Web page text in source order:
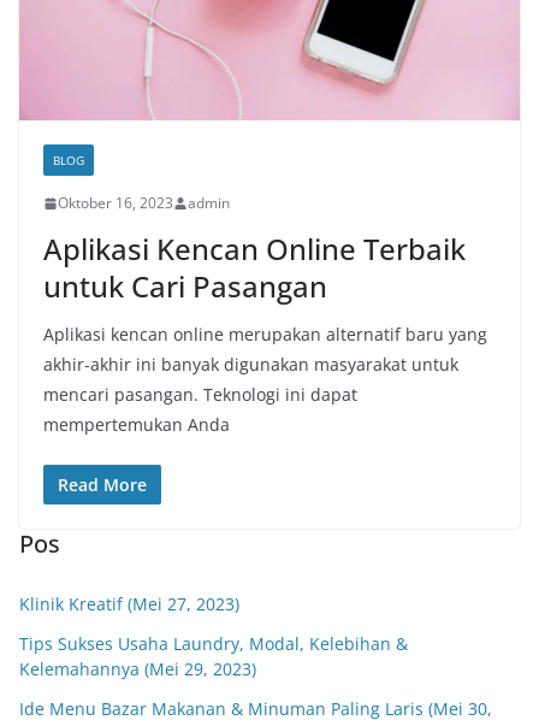
BLOG
Oktober 16, 2023 admin
Aplikasi Kencan Online Terbaik
untuk Cari Pasangan
Aplikasi kencan online merupakan alternatif baru yang
akhir-akhir ini banyak digunakan masyarakat untuk
mencari pasangan. Teknologi ini dapat
mempertemukan Anda
Read More
Pos
Klinik Kreatif (Mei 27, 2023)
Tips Sukses Usaha Laundry, Modal, Kelebihan &
Kelemahannya (Mei 29, 2023)
Ide Menu Bazar Makanan & Minuman Paling Laris (Mei 30,